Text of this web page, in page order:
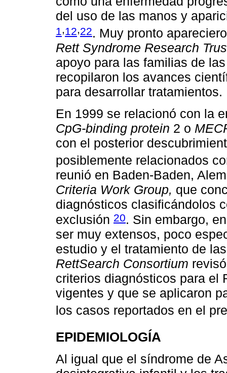
del uso de las manos y
1,12,22. Muy pronto
Rett Syndrome Research
apoyo para las familias de
recopilaron los avances
para desarrollar tratamientos.
En 1999 se relacionó con la
CpG-binding protein 2 o
con el posterior
posiblemente relacionados
reunió en Baden-Baden,
Criteria Work Group, que
diagnósticos clasificándolos
exclusión 20. Sin embargo,
ser muy extensos, poco
estudio y el tratamiento de
RettSearch Consortium
criterios diagnósticos para el
vigentes y que se aplicaron
los casos reportados en el
EPIDEMIOLOGÍA
Al igual que el síndrome de